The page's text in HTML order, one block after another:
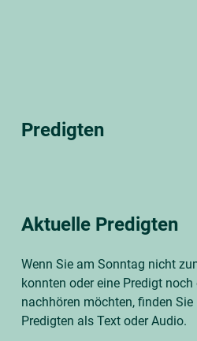
Predigten
Aktuelle Predigten
Wenn Sie am Sonntag nicht
konnten oder eine Predigt
nachhören möchten, finden
Predigten als Text oder Audio.